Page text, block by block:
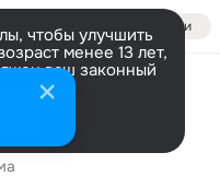
Войти
чтобы улучшить
менее 13 лет,
ваш законный